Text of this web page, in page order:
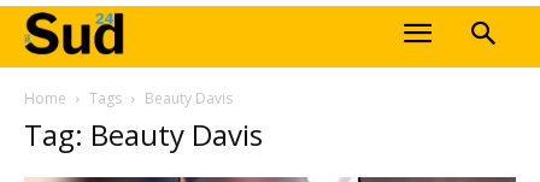
Home Tags Beauty Davis
Tag: Beauty Davis